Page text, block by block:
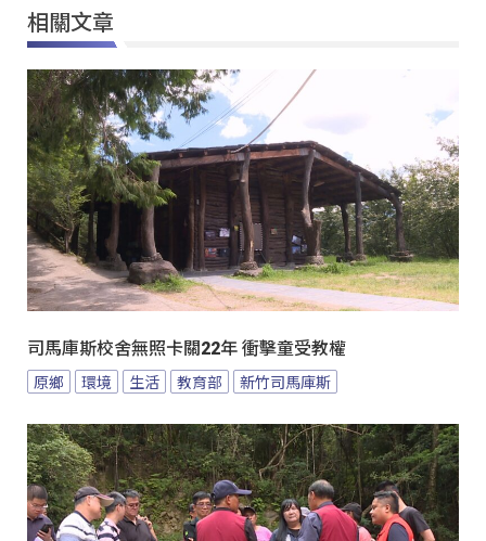
相關文章
司馬庫斯校舍無照卡關22年 衝擊童受教權
原鄉 環境 生活 教育部 新竹司馬庫斯